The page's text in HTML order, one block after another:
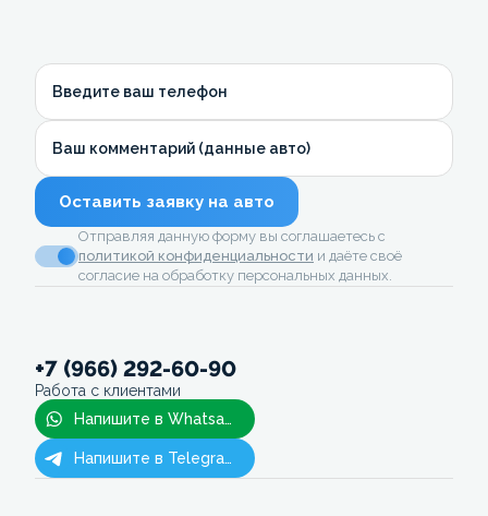
Введите ваш телефон
Ваш комментарий (данные авто)
Оставить заявку на авто
Отправляя данную форму вы соглашаетесь с
политикой конфиденциальности и даёте своё
согласие на обработку персональных данных.
+7 (966) 292-60-90
Работа с клиентами
Напишите в Whatsapp
Напишите в Telegram